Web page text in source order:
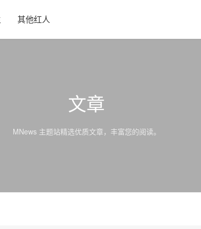
其他红人
文章
MNews 主题站精选优质文章，丰富您的阅读。